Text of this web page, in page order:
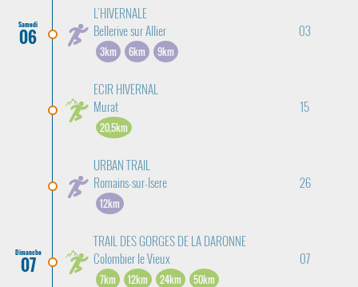
Samedi
06
L'HIVERNALE
Bellerive sur Allier
03
3km 6km 9km
ECIR HIVERNAL
Murat
15
20,5km
URBAN TRAIL
Romains-sur-Isere
26
12km
Dimanche
07
TRAIL DES GORGES DE LA DARONNE
Colombier le Vieux
07
7km 12km 24km 50km